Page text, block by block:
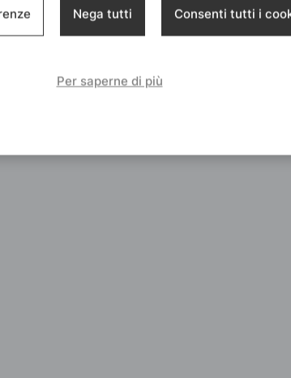
Nega tutti Consenti tutti i
Per saperne di più